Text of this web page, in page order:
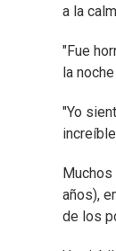
a la
"Fue
la
"Yo
años),
de los